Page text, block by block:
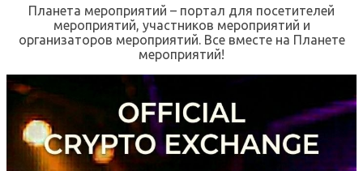
Планета мероприятий – портал для посетителей
мероприятий, участников мероприятий и
организаторов мероприятий. Все вместе на Планете
мероприятий!